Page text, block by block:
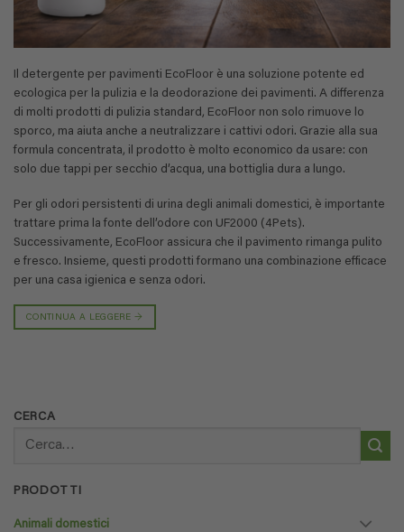
Il detergente per pavimenti EcoFloor è una soluzione potente ed
ecologica per la pulizia e la deodorazione dei pavimenti. A differenza
di molti prodotti di pulizia standard, EcoFloor non solo rimuove lo
sporco, ma aiuta anche a neutralizzare i cattivi odori. Grazie alla sua
formula concentrata, il prodotto è molto economico da usare: con
solo due tappi per secchio d’acqua, una bottiglia dura a lungo.
Per gli odori persistenti di urina degli animali domestici, è importante
trattare prima la fonte dell’odore con UF2000 (4Pets).
Successivamente, EcoFloor assicura che il pavimento rimanga pulito
e fresco. Insieme, questi prodotti formano una combinazione efficace
per una casa igienica e senza odori.
CONTINUA A LEGGERE→
CERCA
PRODOTTI
Animali domestici